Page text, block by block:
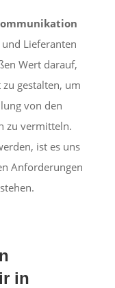
Lieferanten
Wert darauf,
gestalten, um
von den
zu vermitteln.
ist es uns
Anforderungen
in